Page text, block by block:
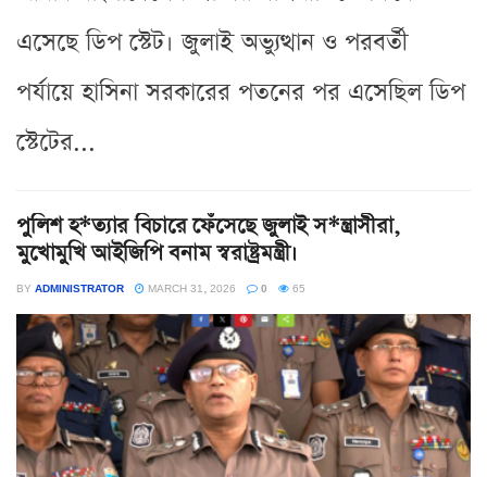
এসেছে ডিপ স্টেট। জুলাই অভ্যুত্থান ও পরবর্তী
পর্যায়ে হাসিনা সরকারের পতনের পর এসেছিল ডিপ
স্টেটের...
পুলিশ হ*ত্যার বিচারে ফেঁসেছে জুলাই স*ন্ত্রাসীরা,
মুখোমুখি আইজিপি বনাম স্বরাষ্ট্রমন্ত্রী।
BY ADMINISTRATOR MARCH 31, 2026 0 65